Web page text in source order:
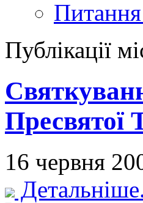
Публікації
Пресвятої
16 червня